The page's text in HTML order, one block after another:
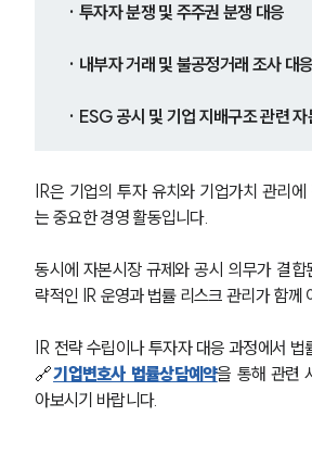
· 투자자 분쟁 및 주주권 분쟁 대응
· 내부자 거래 및 불공정거래 조사 대응
· ESG 공시 및 기업 지배구조 관련 자
IR은 기업의 투자 유치와 기업가치 관리
는 중요한 경영 활동입니다.
동시에 자본시장 규제와 공시 의무가 결
략적인 IR 운영과 법률 리스크 관리가 함께
IR 전략 수립이나 투자자 대응 과정에서
🔗기업변호사 법률상담예약을 통해 관련
아보시기 바랍니다.